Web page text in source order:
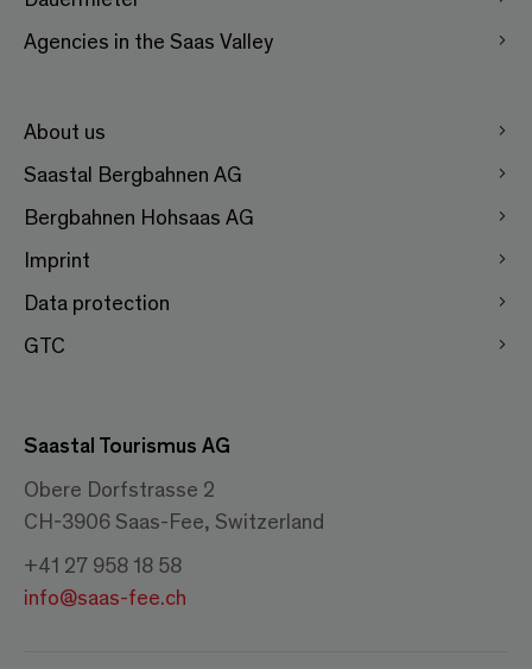
Agencies in the Saas Valley
About us
Saastal Bergbahnen AG
Bergbahnen Hohsaas AG
Imprint
Data protection
GTC
Saastal Tourismus AG
Obere Dorfstrasse 2
CH-3906 Saas-Fee, Switzerland
+41 27 958 18 58
info@saas-fee.ch